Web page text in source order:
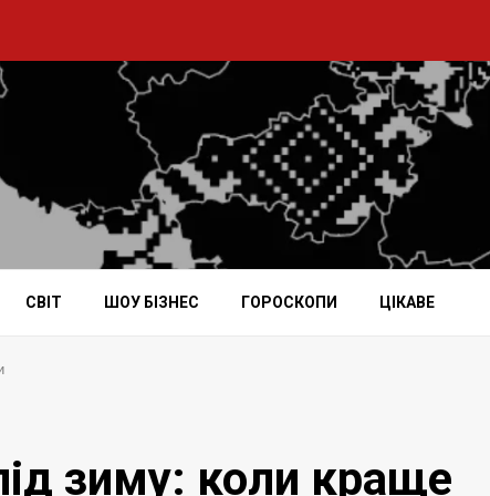
СВІТ ШОУ БІЗНЕС ГОРОСКОПИ ЦІКАВЕ
зиму: коли краще